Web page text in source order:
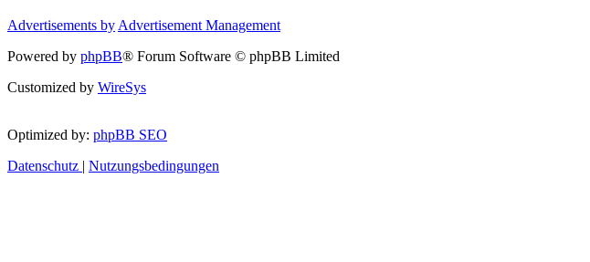
Advertisements by Advertisement Management
Powered by phpBB® Forum Software © phpBB Limited
Customized by WireSys
Optimized by: phpBB SEO
Datenschutz | Nutzungsbedingungen